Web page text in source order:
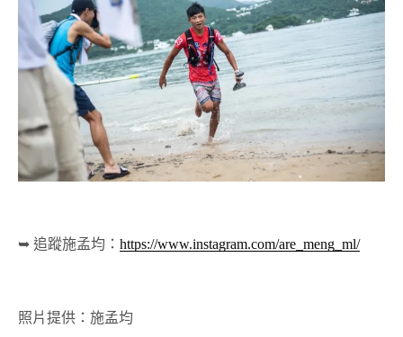
➥ 追蹤施孟均：https://www.instagram.com/are_meng_ml/
照片提供：施孟均